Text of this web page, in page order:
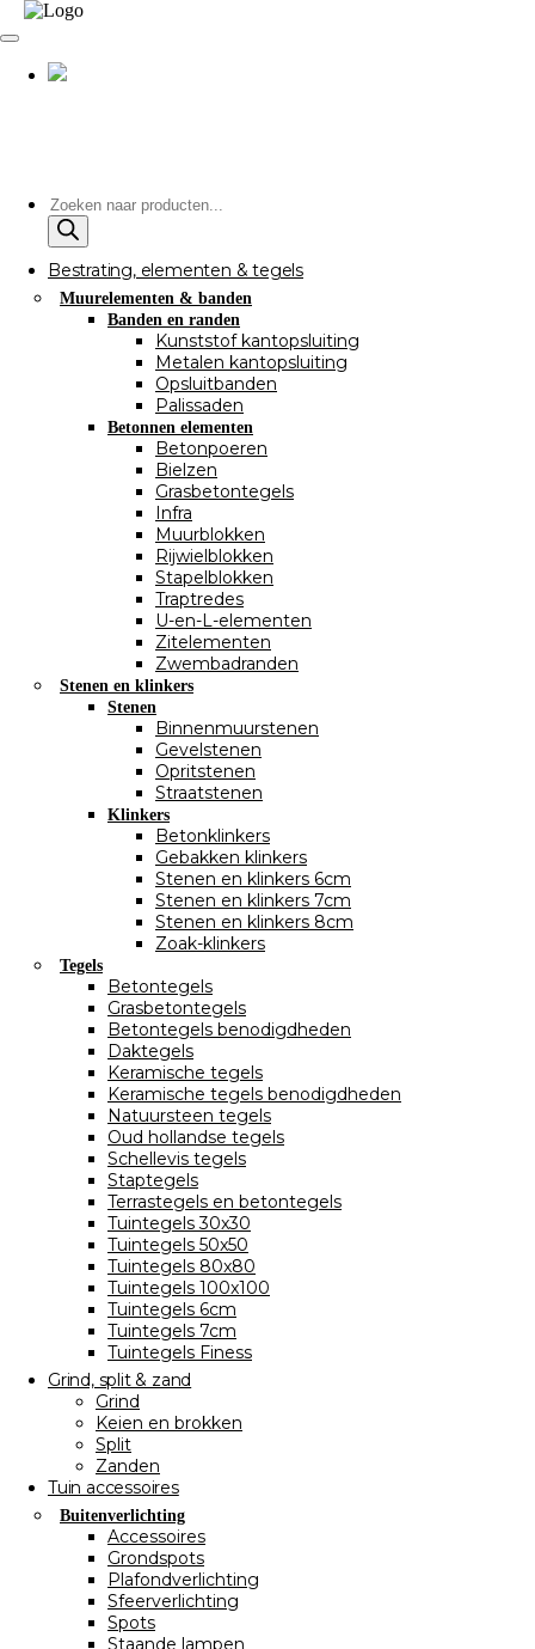
Producten
zoeken
Bestrating, elementen & tegels
Muurelementen & banden
Banden en randen
Kunststof kantopsluiting
Metalen kantopsluiting
Opsluitbanden
Palissaden
Betonnen elementen
Betonpoeren
Bielzen
Grasbetontegels
Infra
Muurblokken
Rijwielblokken
Stapelblokken
Traptredes
U-en-L-elementen
Zitelementen
Zwembadranden
Stenen en klinkers
Stenen
Binnenmuurstenen
Gevelstenen
Opritstenen
Straatstenen
Klinkers
Betonklinkers
Gebakken klinkers
Stenen en klinkers 6cm
Stenen en klinkers 7cm
Stenen en klinkers 8cm
Zoak-klinkers
Tegels
Betontegels
Grasbetontegels
Betontegels benodigdheden
Daktegels
Keramische tegels
Keramische tegels benodigdheden
Natuursteen tegels
Oud hollandse tegels
Schellevis tegels
Staptegels
Terrastegels en betontegels
Tuintegels 30x30
Tuintegels 50x50
Tuintegels 80x80
Tuintegels 100x100
Tuintegels 6cm
Tuintegels 7cm
Tuintegels Finess
Grind, split & zand
Grind
Keien en brokken
Split
Zanden
Tuin accessoires
Buitenverlichting
Accessoires
Grondspots
Plafondverlichting
Sfeerverlichting
Spots
Staande lampen